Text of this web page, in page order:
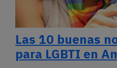
Las 10 buenas
para LGBTI en